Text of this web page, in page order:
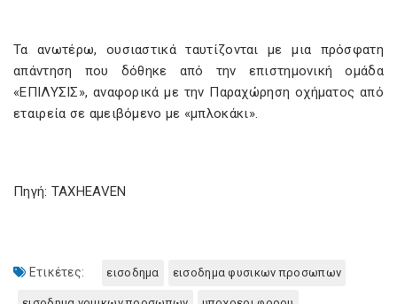
Τα ανωτέρω, ουσιαστικά ταυτίζονται με μια πρόσφατη
απάντηση που δόθηκε από την επιστημονική ομάδα
«ΕΠΙΛΥΣΙΣ», αναφορικά με την Παραχώρηση οχήματος από
εταιρεία σε αμειβόμενο με «μπλοκάκι».
Πηγή: TAXHEAVEN
Ετικέτες: εισοδημα εισοδημα φυσικων προσωπων